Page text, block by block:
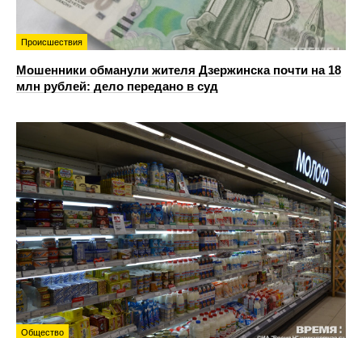
Происшествия
Мошенники обманули жителя Дзержинска почти на 18
млн рублей: дело передано в суд
Общество